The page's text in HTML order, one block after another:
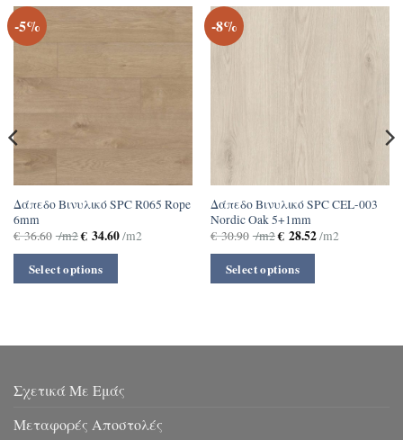
-5%
Δάπεδο Βινυλικό SPC R065 Rope
6mm
€36.60 /m2€34.60/m2
Select options
-8%
Δάπεδο Βινυλικό SPC CEL-003
Nordic Oak 5+1mm
€30.90 /m2€28.52/m2
Select options
Σχετικά Με Εμάς
Μεταφορές Αποστολές